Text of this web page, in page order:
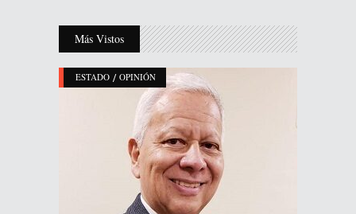
Más Vistos
ESTADO / OPINIÓN